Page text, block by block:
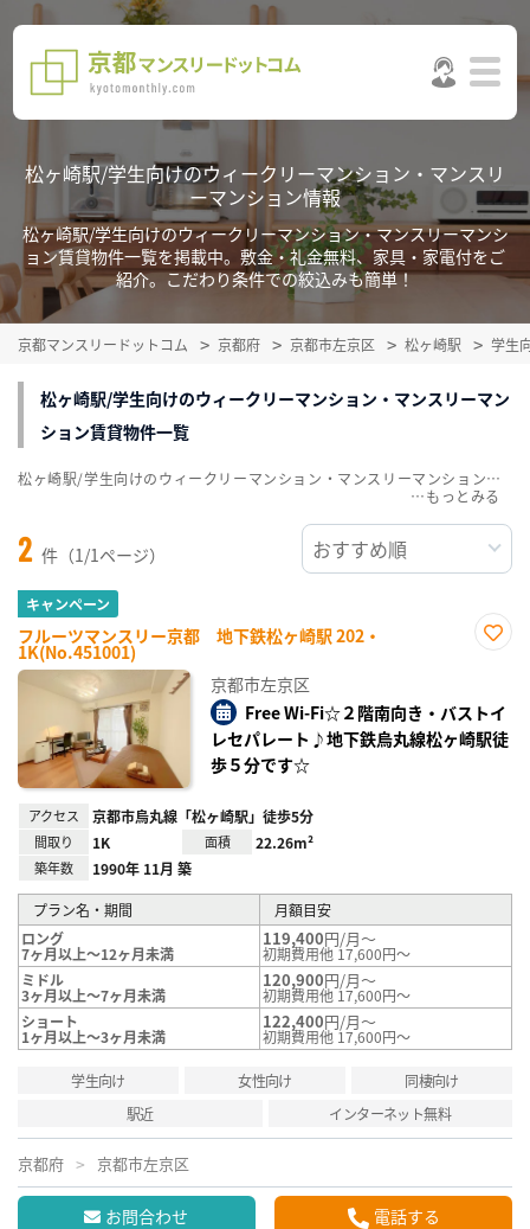
松ヶ崎駅/学生向けのウィークリーマンション・マンスリ
ーマンション情報
松ヶ崎駅/学生向けのウィークリーマンション・マンスリーマンシ
ョン賃貸物件一覧を掲載中。敷金・礼金無料、家具・家電付をご
紹介。こだわり条件での絞込みも簡単！
京都マンスリードットコム 京都府 京都市左京区 松ヶ崎駅 学生
松ヶ崎駅/学生向けのウィークリーマンション・マンスリーマン
ション賃貸物件一覧
2 件（1/1ページ）
キャンペーン
フルーツマンスリー京都 地下鉄松ヶ崎駅 202・
1K(No.451001)
録
京都市左京区
Free Wi-Fi☆２階南向き・バストイ
レセパレート♪地下鉄烏丸線松ヶ崎駅徒
歩５分です☆
アクセス 京都市烏丸線「松ヶ崎駅」徒歩5分
間取り 1K 面積 22.26m²
築年数 1990年 11月 築
プラン名・期間
月額目安
ロング
7ヶ月以上～12ヶ月未満
119,400円/月～
初期費用他 17,600円～
ミドル
3ヶ月以上～7ヶ月未満
120,900円/月～
初期費用他 17,600円～
ショート
1ヶ月以上～3ヶ月未満
122,400円/月～
初期費用他 17,600円～
学生向け 女性向け
同棲向け
駅近
インターネット無料
京都府 京都市左京区
お問合わせ 電話する
松ヶ崎駅/学生向けのウィークリーマンション・マンスリーマンション賃貸物件一覧を掲載中。敷金・礼金無料、家具・家電付をご紹介。こだわり条件での絞込みも簡単！
…